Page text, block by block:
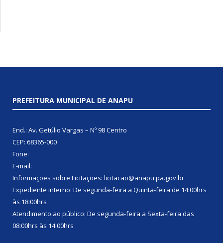
PREFEITURA MUNICIPAL DE ANAPU
End.: Av. Getúlio Vargas – Nº 98 Centro
CEP: 68365-000
Fone:
E-mail:
Informações sobre Licitações: licitacao@anapu.pa.gov.br
Expediente interno: De segunda-feira a Quinta-feira de 14:00hrs
às 18:00hrs
Atendimento ao público: De segunda-feira a Sexta-feira das
08:00hrs às 14:00hrs